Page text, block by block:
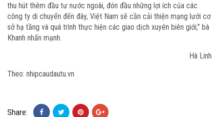
thu hút thêm đầu tư nước ngoài, đón đầu những lợi ích của các
công ty di chuyển đến đây, Việt Nam sẽ cần cải thiện mạng lưới cơ
sở hạ tầng và quá trình thực hiện các giao dịch xuyên biên giới,” bà
Khanh nhấn mạnh.
Hà Linh
Theo: nhipcaudautu.vn
Share: